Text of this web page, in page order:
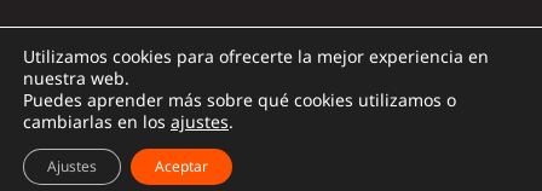
Copyright © 2026 | Dolce Capriccio
Utilizamos cookies para ofrecerte la mejor experiencia en
nuestra web.
Puedes aprender más sobre qué cookies utilizamos o
cambiarlas en los ajustes.
Aceptar
Ajustes